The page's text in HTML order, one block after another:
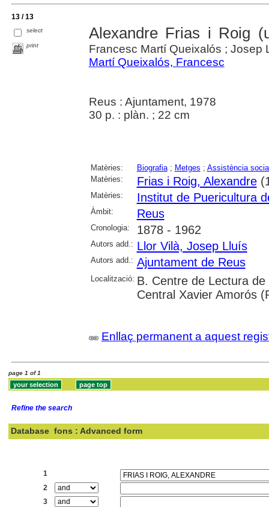
13 / 13
select
print
Alexandre Frias i Roig
Francesc Martí Queixalós ; Josep
Martí Queixalós, Francesc
Reus : Ajuntament, 1978
30 p. : plàn. ; 22 cm
Matèries: Biografia; Metges ; Assistència
Matèries:
Frias i Roig, Alexandre
Matèries: Institut de Puericultura
Àmbit: Reus
Cronologia: 1878 - 1962
Autors add.: Llor Vilà, Josep Lluís
Autors add.: Ajuntament de Reus
Localització: B. Centre de Lectura
Central Xavier Amorós
Enllaç permanent a aquest
page 1 of 1
Refine the search
Database fons : Advanced form
1
2
3